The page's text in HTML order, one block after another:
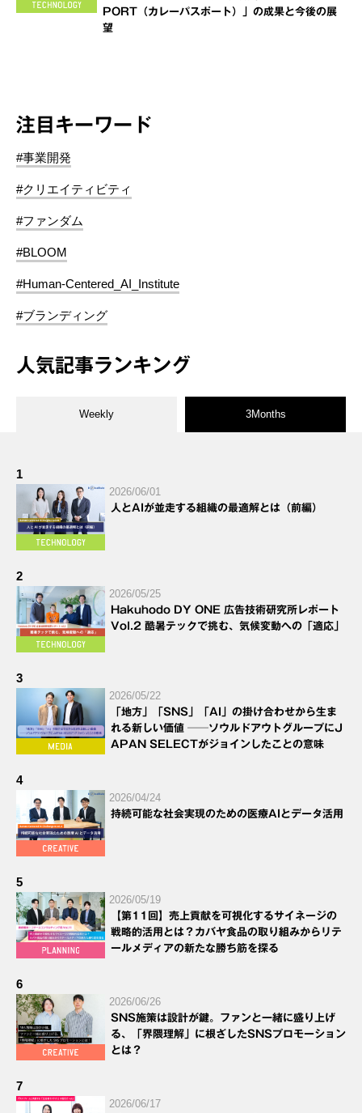
PORT（カレーパスポート）」の成果と今後の展
望
注目キーワード
#事業開発
#クリエイティビティ
#ファンダム
#BLOOM
#Human-Centered_AI_Institute
#ブランディング
人気記事ランキング
Weekly 3Months
1
2026/06/01
人とAIが並走する組織の最適解とは（前編）
2
2026/05/25
Hakuhodo DY ONE 広告技術研究所レポート
Vol.2 酷暑テックで挑む、気候変動への「適応」
3
2026/05/22
「地方」「SNS」「AI」の掛け合わせから生ま
れる新しい価値 ──ソウルドアウトグループにJ
APAN SELECTがジョインしたことの意味
4
2026/04/24
持続可能な社会実現のための医療AIとデータ活用
5
2026/05/19
【第11回】売上貢献を可視化するサイネージの
戦略的活用とは？カバヤ食品の取り組みからリテ
ールメディアの新たな勝ち筋を探る
6
2026/06/26
SNS施策は設計が鍵。ファンと一緒に盛り上げ
る、「界隈理解」に根ざしたSNSプロモーション
とは？
7
2026/06/17